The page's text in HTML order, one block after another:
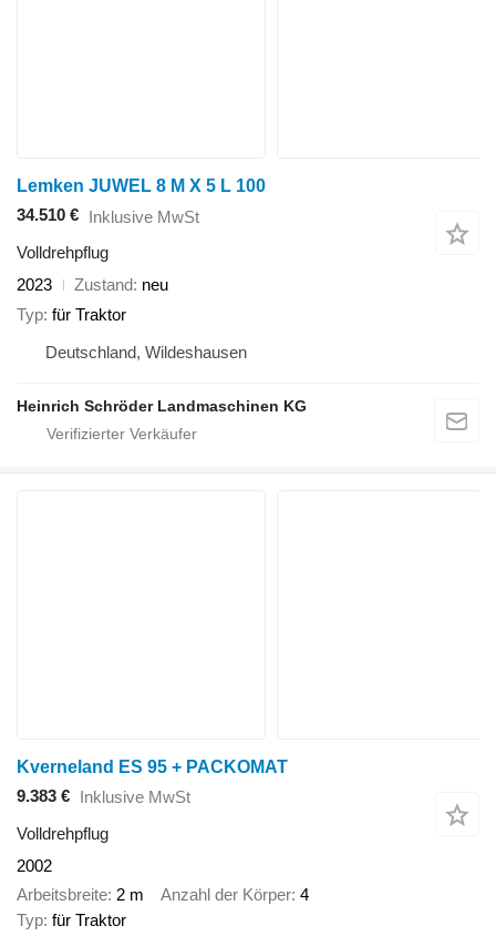
Lemken JUWEL 8 M X 5 L 100
34.510 € Inklusive MwSt
Volldrehpflug
2023
Zustand neu
Typ für Traktor
Deutschland, Wildeshausen
Heinrich Schröder Landmaschinen KG
Kverneland ES 95 + PACKOMAT
9.383 € Inklusive MwSt
Volldrehpflug
2002
Arbeitsbreite 2 m Anzahl der Körper 4
Typ für Traktor